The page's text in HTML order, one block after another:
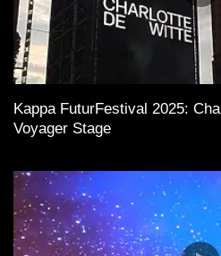
Kappa FuturFestival 2025:
Voyager Stage